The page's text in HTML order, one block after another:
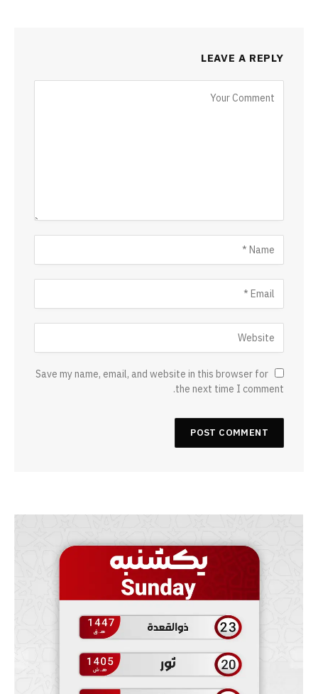
LEAVE A REPLY
Save my name, email, and website in this browser for
the next time I comment.